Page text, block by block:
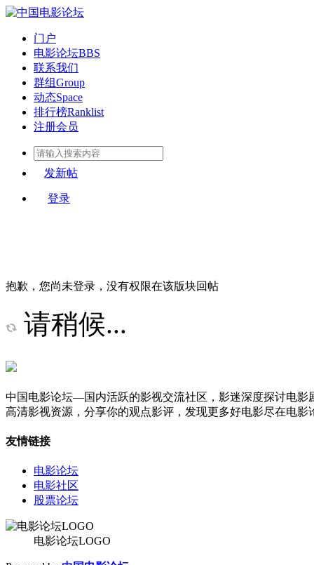
门户
电影论坛BBS
联系我们
群组Group
动态Space
排行榜Ranklist
注册会员
发新帖
登录
抱歉，您尚未登录，没有权限在该版块回帖
请稍候...
中国电影论坛—国内活跃的影视交流社区，影迷深度探讨电
高清影视资源，分享你的观点影评，发现更多好电影尽在电影
友情链接
电影论坛
电影社区
股票论坛
电影论坛LOGO